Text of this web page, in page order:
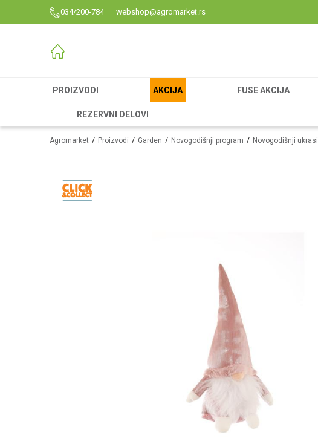
034/200-784 webshop@agromarket.rs
PROIZVODI AKCIJA FUSE AKCIJA
REZERVNI DELOVI
Agromarket Proizvodi Garden Novogodišnji program Novogodišnji ukrasi